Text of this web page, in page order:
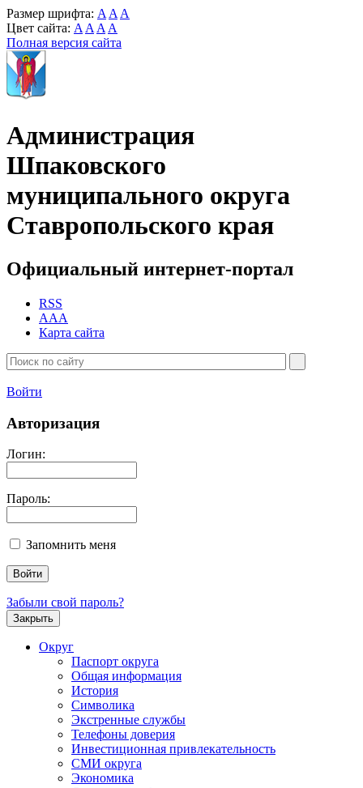
Размер шрифта: A A A
Цвет сайта: A A A A
Полная версия сайта
Администрация
Шпаковского
муниципального округа
Ставропольского края
Официальный интернет-портал
RSS
AAA
Карта сайта
Войти
Авторизация
Логин:
Пароль:
Запомнить меня
Забыли свой пароль?
Закрыть
Округ
Паспорт округа
Общая информация
История
Символика
Экстренные службы
Телефоны доверия
Инвестиционная привлекательность
СМИ округа
Экономика